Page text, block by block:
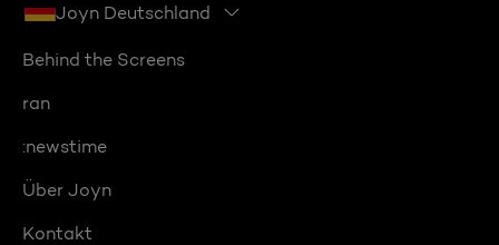
Joyn Deutschland
Behind the Screens
ran
:newstime
Über Joyn
Kontakt